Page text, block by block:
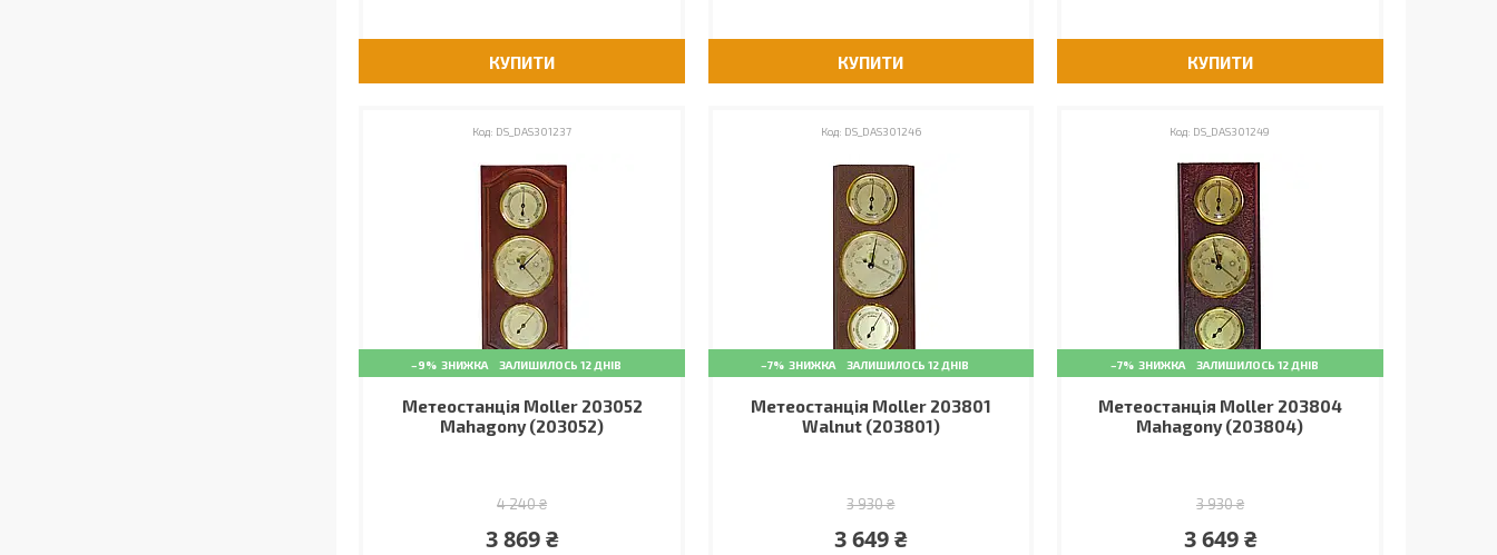
КУПИТИ КУПИТИ КУПИТИ
DS_DAS301237
–9% ЗАЛИШИЛОСЬ 12 ДНІВ
Метеостанція Moller 203052
Mahagony (203052)
4 240 ₴
3 869 ₴
DS_DAS301246
–7% ЗАЛИШИЛОСЬ 12 ДНІВ
Метеостанція Moller 203801
Walnut (203801)
3 930 ₴
3 649 ₴
DS_DAS301249
–7% ЗАЛИШИЛОСЬ 12 ДНІВ
Метеостанція Moller 203804
Mahagony (203804)
3 930 ₴
3 649 ₴